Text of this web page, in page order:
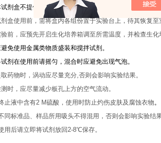
剂盒不提供未衍生化高标。
盒使用前，需将盒内各组份置于实验台上，待其恢复
前，应预先开启生化培养箱调至所需温度，并检查生化
免使用金属类物质盛装和搅拌试剂。
剂在使用前请摇匀，混合时应避免出现气泡。
药物时，涡动应尽量充分,否则会影响实验结果。
时，应尽量减少板孔上方的空气流动。
止液中含有2 M硫酸，使用时防止灼伤皮肤及腐蚀衣物。
同标准品、样品所用吸头不得混用，否则会影响实验结果
用后请立即将试剂放回2-8℃保存。